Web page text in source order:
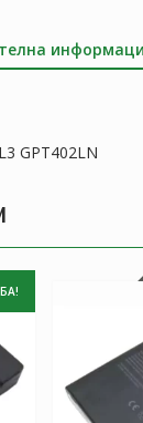
GPT402LN